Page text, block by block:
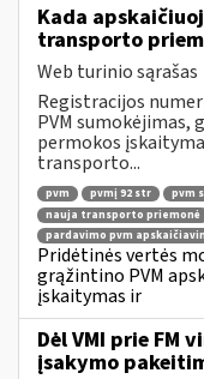
Kada
transporto
Web turinio sąrašas
Registracijos
PVM sumokėjimas,
permokos
transporto...
pvm pvmį 92 str pvm
nauja transporto priemonė
pardavimo pvm
Pridėtinės vertės
grąžintino PVM
įskaitymas ir
Dėl VMI prie FM
įsakymo